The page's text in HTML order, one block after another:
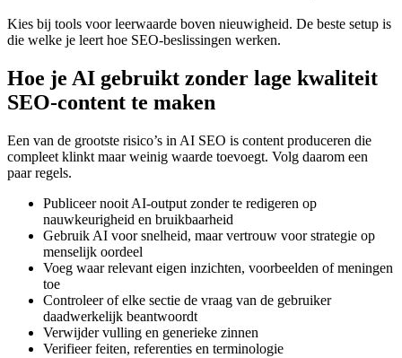
Kies bij tools voor leerwaarde boven nieuwigheid. De beste setup is
die welke je leert hoe SEO-beslissingen werken.
Hoe je AI gebruikt zonder lage kwaliteit
SEO-content te maken
Een van de grootste risico’s in AI SEO is content produceren die
compleet klinkt maar weinig waarde toevoegt. Volg daarom een
paar regels.
Publiceer nooit AI-output zonder te redigeren op
nauwkeurigheid en bruikbaarheid
Gebruik AI voor snelheid, maar vertrouw voor strategie op
menselijk oordeel
Voeg waar relevant eigen inzichten, voorbeelden of meningen
toe
Controleer of elke sectie de vraag van de gebruiker
daadwerkelijk beantwoordt
Verwijder vulling en generieke zinnen
Verifieer feiten, referenties en terminologie